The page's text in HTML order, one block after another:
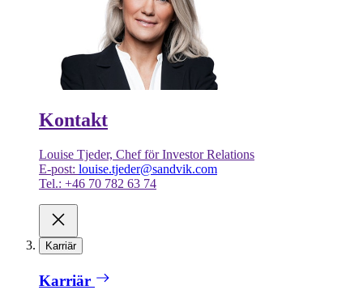
Kontakt
Louise Tjeder, Chef för Investor Relations
E-post: louise.tjeder@sandvik.com
Tel.: +46 70 782 63 74
Karriär
Karriär